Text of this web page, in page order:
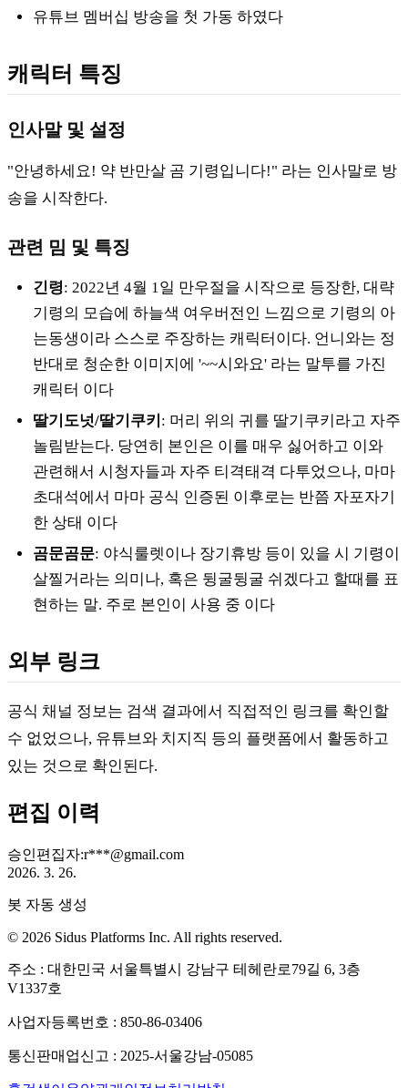
유튜브 멤버십 방송을 첫 가동 하였다
캐릭터 특징
인사말 및 설정
"안녕하세요! 약 반만살 곰 기령입니다!" 라는 인사말로 방
송을 시작한다.
관련 밈 및 특징
긴령: 2022년 4월 1일 만우절을 시작으로 등장한, 대략
기령의 모습에 하늘색 여우버전인 느낌으로 기령의 아
는동생이라 스스로 주장하는 캐릭터이다. 언니와는 정
반대로 청순한 이미지에 '~~시와요' 라는 말투를 가진
캐릭터 이다
딸기도넛/딸기쿠키 : 머리 위의 귀를 딸기쿠키라고 자주
놀림받는다. 당연히 본인은 이를 매우 싫어하고 이와
관련해서 시청자들과 자주 티격태격 다투었으나, 마마
초대석에서 마마 공식 인증된 이후로는 반쯤 자포자기
한 상태 이다
곰문곰문: 야식룰렛이나 장기휴방 등이 있을 시 기령이
살찔거라는 의미나, 혹은 뒹굴뒹굴 쉬겠다고 할때를 표
현하는 말. 주로 본인이 사용 중 이다
외부 링크
공식 채널 정보는 검색 결과에서 직접적인 링크를 확인할
수 없었으나, 유튜브와 치지직 등의 플랫폼에서 활동하고
있는 것으로 확인된다.
편집 이력
승인편집자:r***@gmail.com
2026. 3. 26.
봇 자동 생성
© 2026 Sidus Platforms Inc. All rights reserved.
주소 : 대한민국 서울특별시 강남구 테헤란로79길 6, 3층
V1337호
사업자등록번호 : 850-86-03406
통신판매업신고 : 2025-서울강남-05085